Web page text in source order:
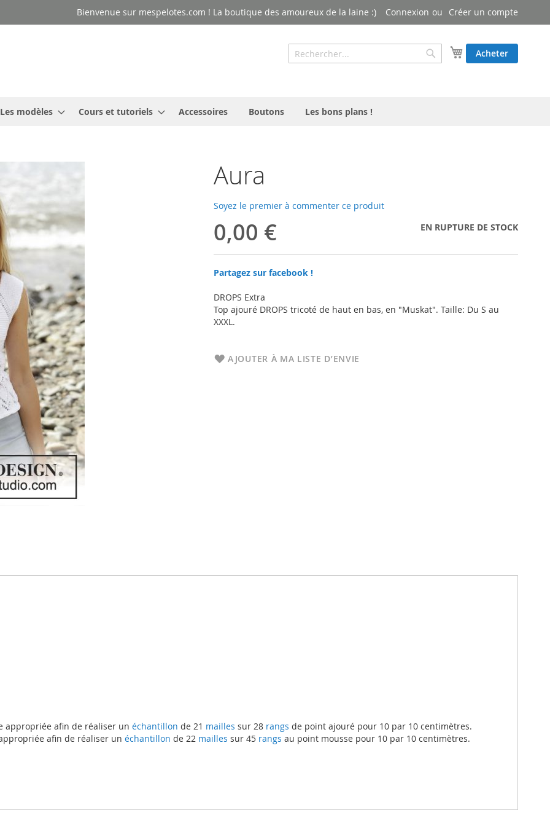
Bienvenue sur mespelotes.com ! La boutique des amoureux de la laine :) Connexion Créer un compte
Mon panier
Acheter
Rechercher
Rechercher
Les modèles Cours et tutoriels Accessoires Boutons Les bons plans !
Aura
Soyez le premier à commenter ce produit
0,00 € EN RUPTURE DE STOCK
Partagez sur facebook !
DROPS Extra
Top ajouré DROPS tricoté de haut en bas, en "Muskat". Taille: Du S au
XXXL.
AJOUTER À MA LISTE D’ENVIE
appropriée afin de réaliser un échantillon de 21 mailles sur 28 rangs de point ajouré pour 10 par 10 centimètres.
appropriée afin de réaliser un échantillon de 22 mailles sur 45 rangs au point mousse pour 10 par 10 centimètres.